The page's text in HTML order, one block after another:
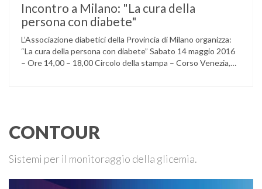
Incontro a Milano: "La cura della
persona con diabete"
L’Associazione diabetici della Provincia di Milano organizza:
“La cura della persona con diabete” Sabato 14 maggio 2016
– Ore 14,00 – 18,00 Circolo della stampa – Corso Venezia,
CONTOUR
Sistemi per il monitoraggio della glicemia.